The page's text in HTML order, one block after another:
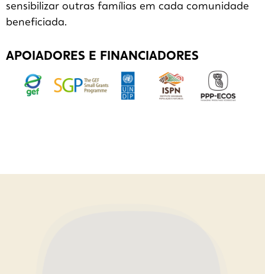
sensibilizar outras famílias em cada comunidade
beneficiada.
APOIADORES E FINANCIADORES